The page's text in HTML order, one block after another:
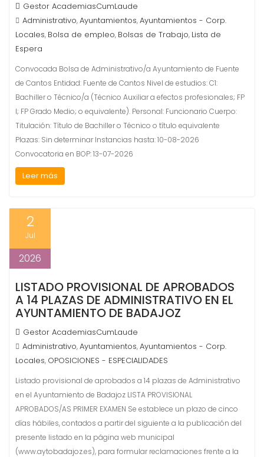
Gestor AcademiasCumLaude
Administrativo,Ayuntamientos,Ayuntamientos - Corp.
Locales, Bolsa de empleo, Bolsas de Trabajo, Lista de
Espera
Convocada Bolsa de Administrativo/a Ayuntamiento de Fuente
de Cantos Entidad: Fuente de Cantos Nivel de estudios: C1:
Bachiller o Técnico/a (Técnico Auxiliar a efectos profesionales; FP
I; FP Grado Medio; o equivalente). Personal: Funcionario Cuerpo:
Titulación: Título de Bachiller o Técnico o título equivalente
Plazas: Sin determinar Instancias hasta: 10-08-2026
Convocatoria en BOP: 13-07-2026
Leer más
2
Jul
2026
LISTADO PROVISIONAL DE APROBADOS
A 14 PLAZAS DE ADMINISTRATIVO EN EL
AYUNTAMIENTO DE BADAJOZ
Gestor AcademiasCumLaude
Administrativo,Ayuntamientos,Ayuntamientos - Corp.
Locales, OPOSICIONES - ESPECIALIDADES
Listado provisional de aprobados a 14 plazas de Administrativo
en el Ayuntamiento de Badajoz LISTA PROVISIONAL
APROBADOS/AS PRIMER EXAMEN Se establece un plazo de cinco
días hábiles, contados a partir del siguiente a la publicación del
presente listado en la página web municipal
(www.aytobadajoz.es), para formular reclamaciones frente a la